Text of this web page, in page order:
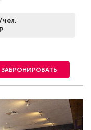
ЗАБРОНИРОВАТЬ